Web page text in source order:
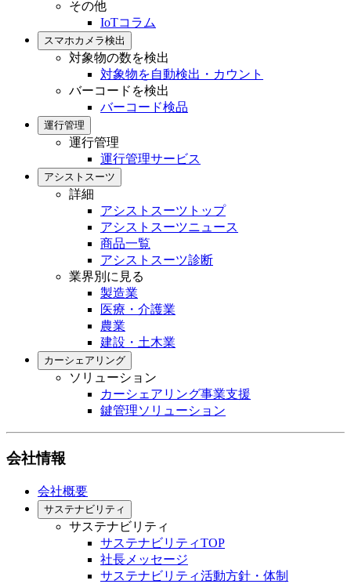
その他
IoTコラム
スマホカメラ検出
対象物の数を検出
対象物を自動検出・カウント
バーコードを検出
バーコード検品
運行管理
運行管理
運行管理サービス
アシストスーツ
詳細
アシストスーツトップ
アシストスーツニュース
商品一覧
アシストスーツ診断
業界別に見る
製造業
医療・介護業
農業
建設・土木業
カーシェアリング
ソリューション
カーシェアリング事業支援
鍵管理ソリューション
会社情報
会社概要
サステナビリティ
サステナビリティ
サステナビリティTOP
社長メッセージ
サステナビリティ活動方針・体制